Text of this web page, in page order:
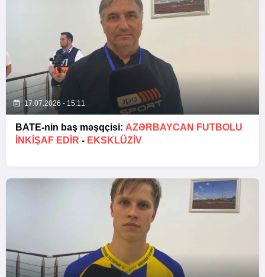
17.07.2026 - 15:11
BATE-nin baş məşqçisi: AZƏRBAYCAN FUTBOLU
INKIŞAF EDIR - EKSKLÜZİV